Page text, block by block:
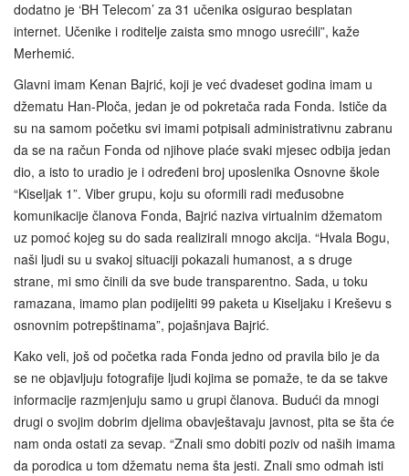
dodatno je ‘BH Telecom’ za 31 učenika osigurao besplatan
internet. Učenike i roditelje zaista smo mnogo usrećili”, kaže
Merhemić.
Glavni imam Kenan Bajrić, koji je već dvadeset godina imam u
džematu Han-Ploča, jedan je od pokretača rada Fonda. Ističe da
su na samom početku svi imami potpisali administrativnu zabranu
da se na račun Fonda od njihove plaće svaki mjesec odbija jedan
dio, a isto to uradio je i određeni broj uposlenika Osnovne škole
“Kiseljak 1”. Viber grupu, koju su oformili radi međusobne
komunikacije članova Fonda, Bajrić naziva virtualnim džematom
uz pomoć kojeg su do sada realizirali mnogo akcija. “Hvala Bogu,
naši ljudi su u svakoj situaciji pokazali humanost, a s druge
strane, mi smo činili da sve bude transparentno. Sada, u toku
ramazana, imamo plan podijeliti 99 paketa u Kiseljaku i Kreševu s
osnovnim potrepštinama”, pojašnjava Bajrić.
Kako veli, još od početka rada Fonda jedno od pravila bilo je da
se ne objavljuju fotografije ljudi kojima se pomaže, te da se takve
informacije razmjenjuju samo u grupi članova. Budući da mnogi
drugi o svojim dobrim djelima obavještavaju javnost, pita se šta će
nam onda ostati za sevap. “Znali smo dobiti poziv od naših imama
da porodica u tom džematu nema šta jesti. Znali smo odmah isti